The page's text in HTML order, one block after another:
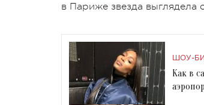
в Париже звезда выглядела
ШОУ-
Как в